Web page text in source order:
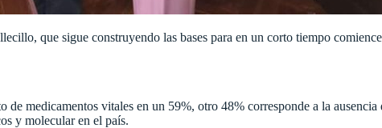
que sigue construyendo las bases para en un corto tiempo
medicamentos vitales en un 59%, otro 48% corresponde a la ausencia
y molecular en el país.